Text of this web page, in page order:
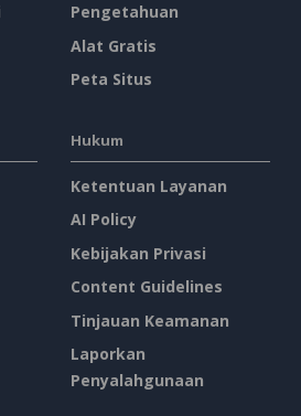
Pengetahuan
Alat Gratis
Peta Situs
Hukum
Ketentuan Layanan
AI Policy
Kebijakan Privasi
Content Guidelines
Tinjauan Keamanan
Laporkan
Penyalahgunaan